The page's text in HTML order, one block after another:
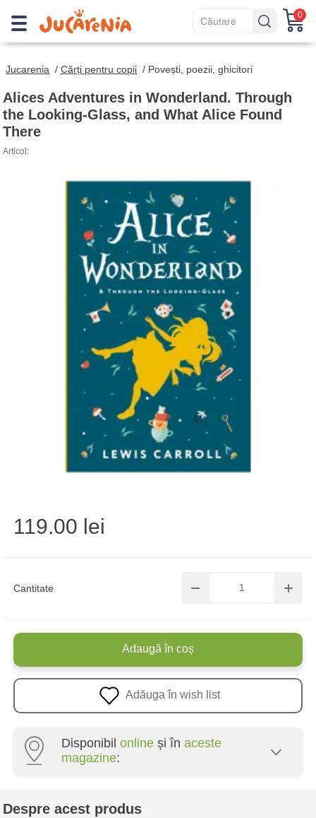
0
Jucarenia / Cărți pentru copii / Povești, poezii, ghicitori
Alices Adventures in Wonderland. Through
the Looking-Glass, and What Alice Found
There
Articol:
Cantitate
119.00 lei
Adaugă în coș
Adăuga în wish list
Disponibil online și în aceste
magazine:
Despre acest produs